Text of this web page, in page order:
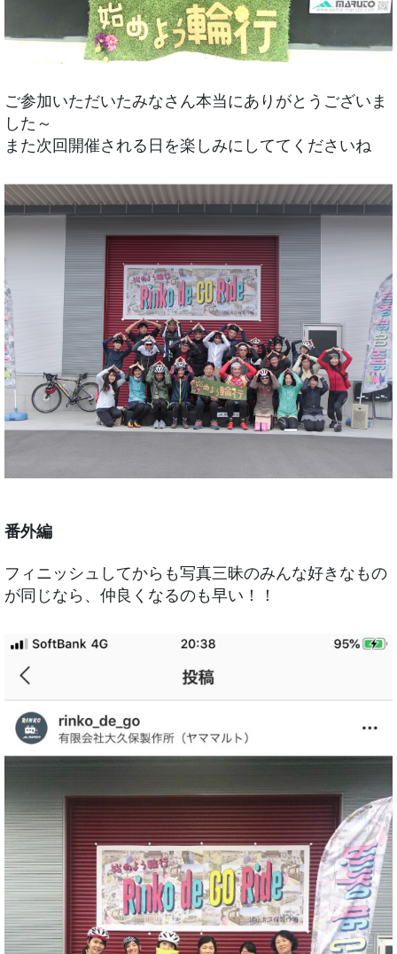
ご参加いただいたみなさん本当にありがとうございま
した～
また次回開催される日を楽しみにしててくださいね
番外編
フィニッシュしてからも写真三昧のみんな好きなもの
が同じなら、仲良くなるのも早い！！